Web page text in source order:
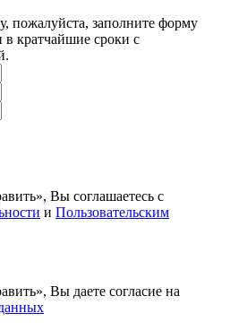
пожалуйста, заполните форму
кратчайшие сроки с
Вы соглашаетесь с
и Пользовательским
Вы даете согласие на